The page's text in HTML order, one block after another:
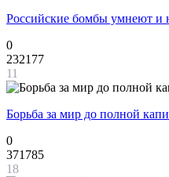
Российские бомбы умнеют и
0
232177
11
Борьба за мир до полной
0
371785
18